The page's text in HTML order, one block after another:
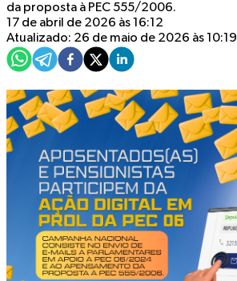
da proposta à PEC 555/2006.
17 de abril de 2026 às 16:12
Atualizado: 26 de maio de 2026 às 10:19